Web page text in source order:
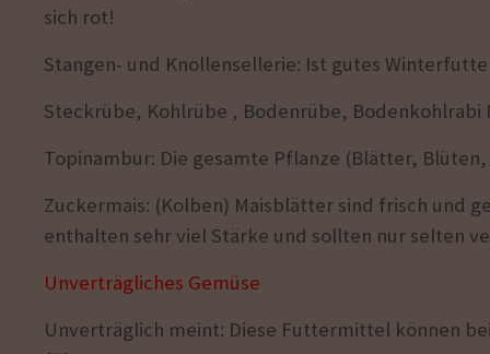
sich rot!
Stangen- und Knollensellerie: Ist gutes
Steckrübe, Kohlrübe , Bodenrübe,
Topinambur: Die gesamte Pflanze (Blätter,
Zuckermais: (Kolben) Maisblätter sind frisch und
enthalten sehr viel Stärke und sollten nur selten
Unverträgliches Gemüse
Unverträglich meint: Diese Futtermittel können